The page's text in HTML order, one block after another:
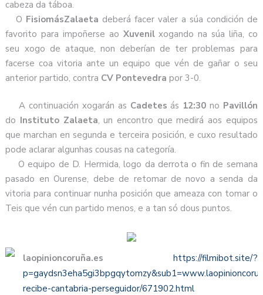
cabeza da táboa.
O FisiomásZalaeta deberá facer valer a súa condición de
favorito para impoñerse ao Xuvenilxogando na súa liña, co
seu xogo de ataque, non deberían de ter problemas para
facerse coa vitoria ante un equipo que vén de gañar o seu
anterior partido, contra CV Pontevedra por 3-0.
A continuación xogarán as Cadetes ás 12:30 no Pavillón
do Instituto Zalaeta, un encontro que medirá aos equipos
que marchan en segunda e terceira posición, e cuxo resultado
pode aclarar algunhas cousas na categoría.
O equipo de D. Hermida, logo da derrota o fin de semana
pasado en Ourense, debe de retomar de novo a senda da
vitoria para continuar nunha posición que ameaza con tomar o
Teis que vén cun partido menos, e a tan só dous puntos.
laopinioncoruña.es
https://filmibot.site/?
recibe-cantabria-perseguidor/671902.html